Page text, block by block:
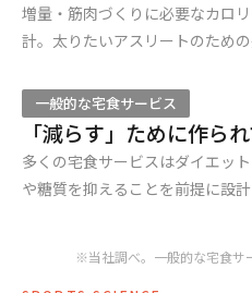
増量・筋肉づくりに必要なカロ
計。太りたいアスリートのための
一般的な宅食サービス
「減らす」ために作られ
多くの宅食サービスはダイエッ
や糖質を抑えることを前提に設計
※当社調べ。一般的な宅食サ